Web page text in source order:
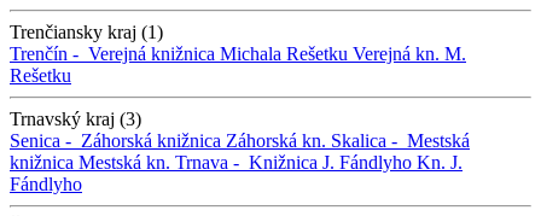
Trenčiansky kraj (1)
Trenčín - Verejná knižnica Michala Rešetku Verejná kn. M.
Rešetku
Trnavský kraj (3)
Senica - Záhorská knižnica Záhorská kn. Skalica - Mestská
knižnica Mestská kn. Trnava - Knižnica J. Fándlyho Kn. J.
Fándlyho